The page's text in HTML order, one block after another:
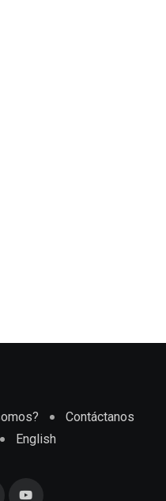
Contáctanos
English